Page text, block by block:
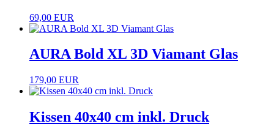
69,00 EUR
AURA Bold XL 3D Viamant Glas
179,00 EUR
Kissen 40x40 cm inkl. Druck